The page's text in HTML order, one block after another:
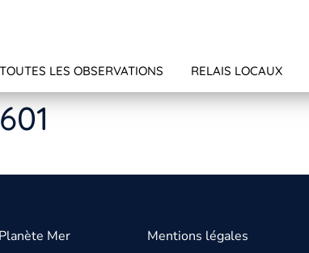
TOUTES LES OBSERVATIONS RELAIS LOCAUX
Mer
Mentions légales